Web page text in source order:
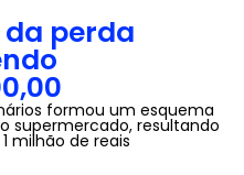
perda
formou um esquema
supermercado, resultando
milhão de reais